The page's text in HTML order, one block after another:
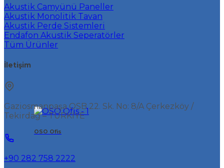
OSO Ofis
Akustik Camyünü Paneller
Akustik Monolitik Tavan
Akustik Perde Sistemleri
Endafon Akustik Seperatörler
Tüm Ürünler
İletişim
Gaziosmanpaşa OSB 22. Sk. No: 8/A Çerkezköy /
Tekirdağ – TÜRKİYE
+90 282 758 2222